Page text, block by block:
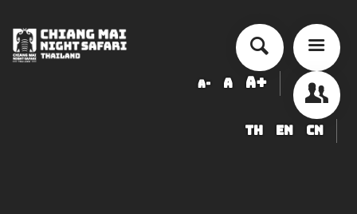
A- A A+
TH EN CN